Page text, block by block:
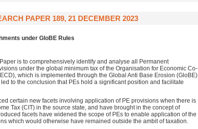
PAPER 189, 21 DECEMBER 2023
under GloBE Rules
is to comprehensively identify and analyse all Permanent
under the global minimum tax of the Organisation for Economic Co-
which is implemented through the Global Anti Base Erosion (GloBE)
to the conclusion that PEs hold a significant position and facilitate
certain new facets involving application of PE provisions when there is
Tax (CIT) in the source state, and have brought in the concept of
facets have widened the scope of PEs to enable application of the
which would otherwise have remained outside the ambit of taxation.